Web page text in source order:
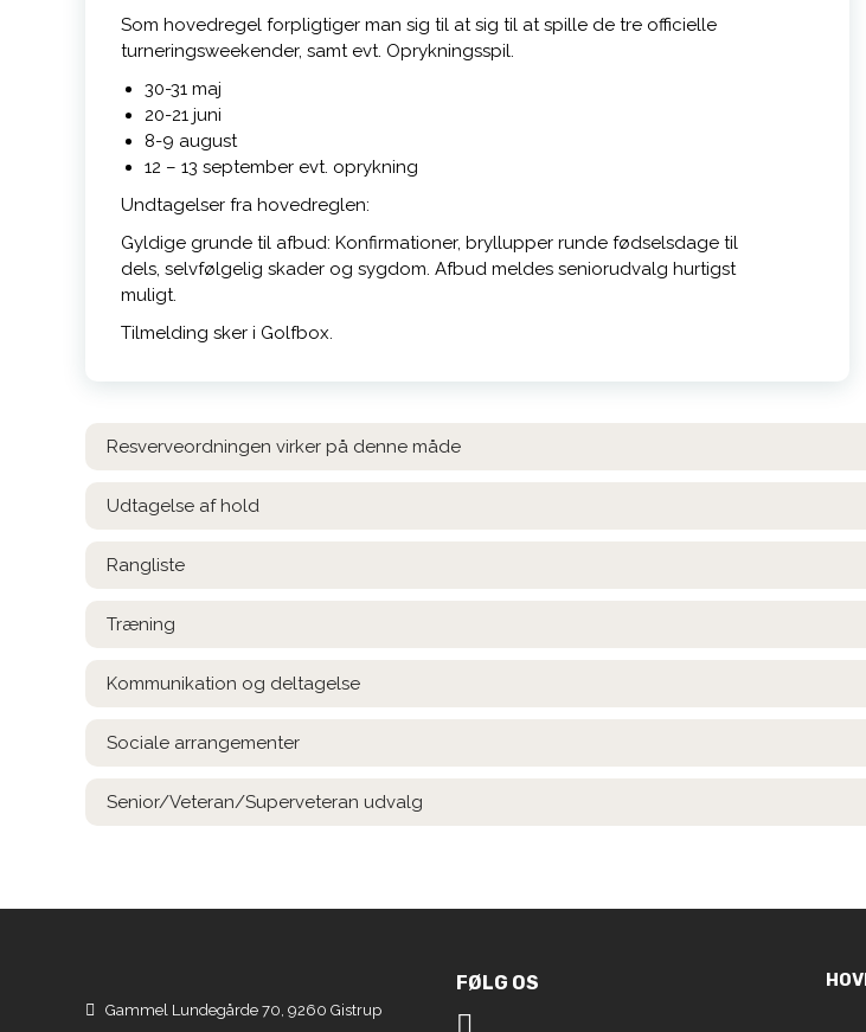
Som hovedregel forpligtiger man sig til at sig til at spille de tre officielle
turneringsweekender, samt evt. Oprykningsspil.
30-31 maj
20-21 juni
8-9 august
12 – 13 september evt. oprykning
Undtagelser fra hovedreglen:
Gyldige grunde til afbud: Konfirmationer, bryllupper runde fødselsdage til
dels, selvfølgelig skader og sygdom. Afbud meldes seniorudvalg hurtigst
muligt.
Tilmelding sker i Golfbox.
Resverveordningen virker på denne måde
Udtagelse af hold
Rangliste
Træning
Kommunikation og deltagelse
Sociale arrangementer
Senior/Veteran/Superveteran udvalg
Gammel Lundegårde 70, 9260 Gistrup
FØLG OS